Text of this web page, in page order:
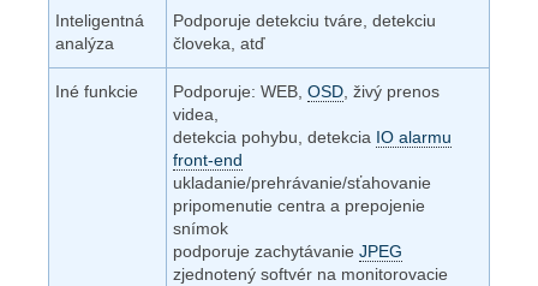
Inteligentná
analýza
Podporuje detekciu tváre, detekciu
človeka, atď
Iné funkcie Podporuje: WEB, OSD , živý prenos
videa,
detekcia pohybu, detekcia IO alarmu
front-end
ukladanie/prehrávanie/sťahovanie
pripomenutie centra a prepojenie
snímok
podporuje zachytávanie JPEG
zjednotený softvér na monitorovacie